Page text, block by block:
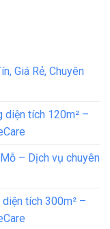
Giá Rẻ, Chuyên
diện tích 120m² –
– Dịch vụ chuyên
tích 300m² –